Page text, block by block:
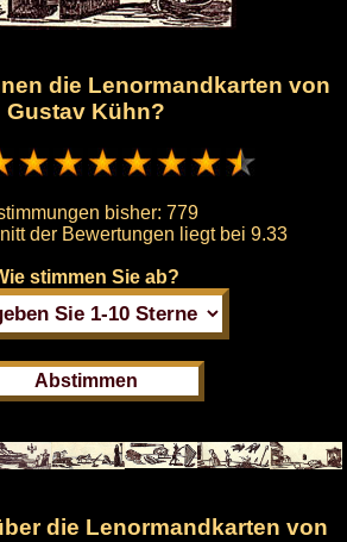
die Lenormandkarten von
Gustav Kühn?
bisher: 779
der Bewertungen liegt bei 9.33
stimmen Sie ab?
die Lenormandkarten von